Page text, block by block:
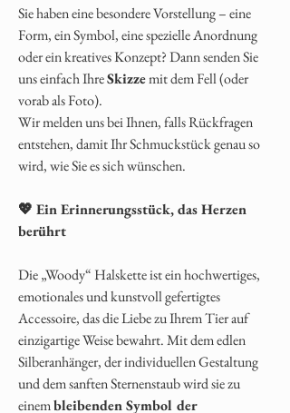
Sie haben eine besondere Vorstellung – eine
Form, ein Symbol, eine spezielle Anordnung
oder ein kreatives Konzept? Dann senden Sie
uns einfach IhreSkizzemit dem Fell (oder
vorab als Foto).
Wir melden uns bei Ihnen, falls Rückfragen
entstehen, damit Ihr Schmuckstück genau so
wird, wie Sie es sich wünschen.
💖 Ein Erinnerungsstück, das Herzen
berührt
Die „Woody“ Halskette ist ein hochwertiges,
emotionales und kunstvoll gefertigtes
Accessoire, das die Liebe zu Ihrem Tier auf
einzigartige Weise bewahrt. Mit dem edlen
Silberanhänger, der individuellen Gestaltung
und dem sanften Sternenstaub wird sie zu
einembleibenden Symbol der